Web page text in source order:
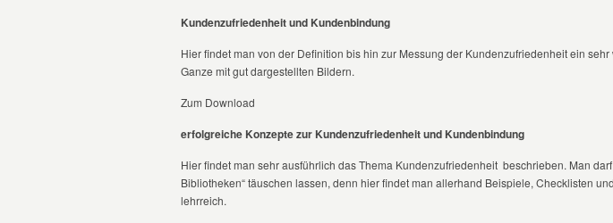
Kundenzufriedenheit und Kundenbindung
Hier findet man von der Definition bis hin zur Messung der Kundenzufriedenheit ein
Ganze mit gut dargestellten Bildern.
Zum Download
erfolgreiche Konzepte zur Kundenzufriedenheit und Kundenbindung
Hier findet man sehr ausführlich das Thema Kundenzufriedenheit beschrieben. Man
Bibliotheken“ täuschen lassen, denn hier findet man allerhand Beispiele, Checklisten
lehrreich.